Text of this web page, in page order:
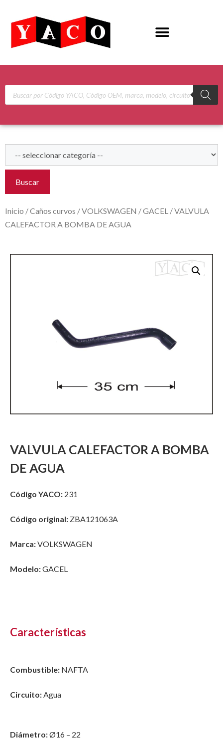
Buscar
Inicio /Caños curvos /VOLKSWAGEN /GACEL / VALVULA
CALEFACTOR A BOMBA DE AGUA
VALVULA CALEFACTOR A BOMBA
DE AGUA
Código YACO: 231
Código original: ZBA121063A
Marca:VOLKSWAGEN
Modelo:GACEL
Características
Combustible: NAFTA
Circuito:Agua
Diámetro:Ø16 – 22